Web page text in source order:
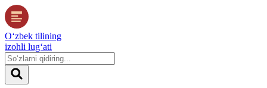
O‘zbek tilining
izohli lug‘ati